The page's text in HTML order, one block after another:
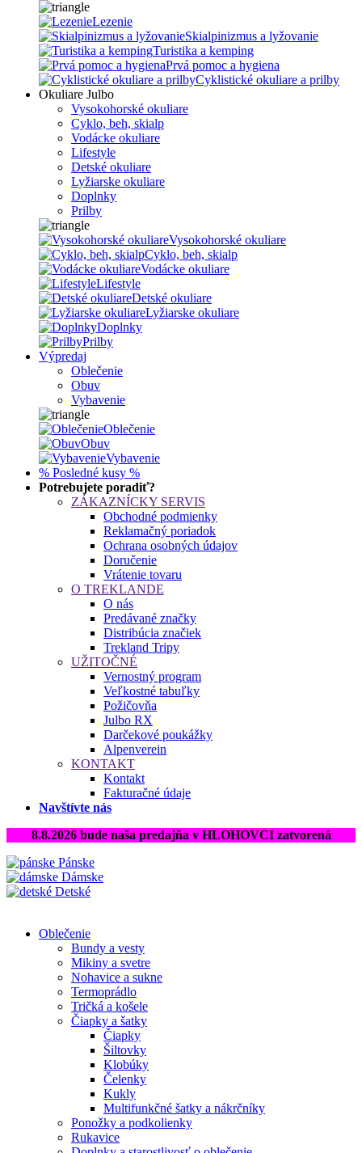
Lezenie
Skialpinizmus a lyžovanie
Turistika a kemping
Prvá pomoc a hygiena
Cyklistické okuliare a prilby
Okuliare Julbo
Vysokohorské okuliare
Cyklo, beh, skialp
Vodácke okuliare
Lifestyle
Detské okuliare
Lyžiarske okuliare
Doplnky
Prilby
Vysokohorské okuliare
Cyklo, beh, skialp
Vodácke okuliare
Lifestyle
Detské okuliare
Lyžiarske okuliare
Doplnky
Prilby
Výpredaj
Oblečenie
Obuv
Vybavenie
Oblečenie
Obuv
Vybavenie
% Posledné kusy %
Potrebujete poradiť?
ZÁKAZNÍCKY SERVIS
Obchodné podmienky
Reklamačný poriadok
Ochrana osobných údajov
Doručenie
Vrátenie tovaru
O TREKLANDE
O nás
Predávané značky
Distribúcia značiek
Trekland Tripy
UŽITOČNÉ
Vernostný program
Veľkostné tabuľky
Požičovňa
Julbo RX
Darčekové poukážky
Alpenverein
KONTAKT
Kontakt
Fakturačné údaje
Navštívte nás
8.8.2026 bude naša predajňa v HLOHOVCI zatvorená
Pánske
Dámske
Detské
Oblečenie
Bundy a vesty
Mikiny a svetre
Nohavice a sukne
Termoprádlo
Tričká a košele
Čiapky a šatky
Čiapky
Šiltovky
Klobúky
Čelenky
Kukly
Multifunkčné šatky a nákrčníky
Ponožky a podkolienky
Rukavice